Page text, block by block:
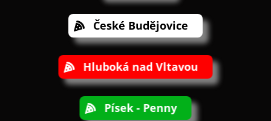
České Budějovice
Hluboká nad Vltavou
Písek - Penny